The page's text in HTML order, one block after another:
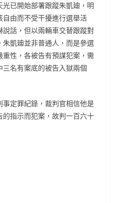
已開始部署跟蹤朱凱廸，明
由而不受干擾進行選舉活
話，但以兩輛車交替跟蹤對
凱廸並非普通人，而是參選
性，各被告有預謀犯案，需
名有案底的被告入獄兩個
定罪紀錄，裁判官相信他是
指示而犯案，故判一百六十